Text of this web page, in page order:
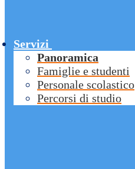
Servizi
Panoramica
Famiglie e studenti
Personale scolastico
Percorsi di studio